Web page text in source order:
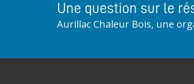
Une question sur le
Aurillac Chaleur Bois, une